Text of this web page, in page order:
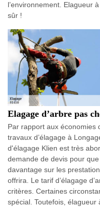
l’environnement. Elagueur
sûr !
Elagage d’arbre pas
Par rapport aux économies
travaux d’élagage à
d'élagage Klien est très
demande de devis pour
davantage sur les
offrira. Le tarif d’élagage
critères. Certaines
spécial. Toutefois,